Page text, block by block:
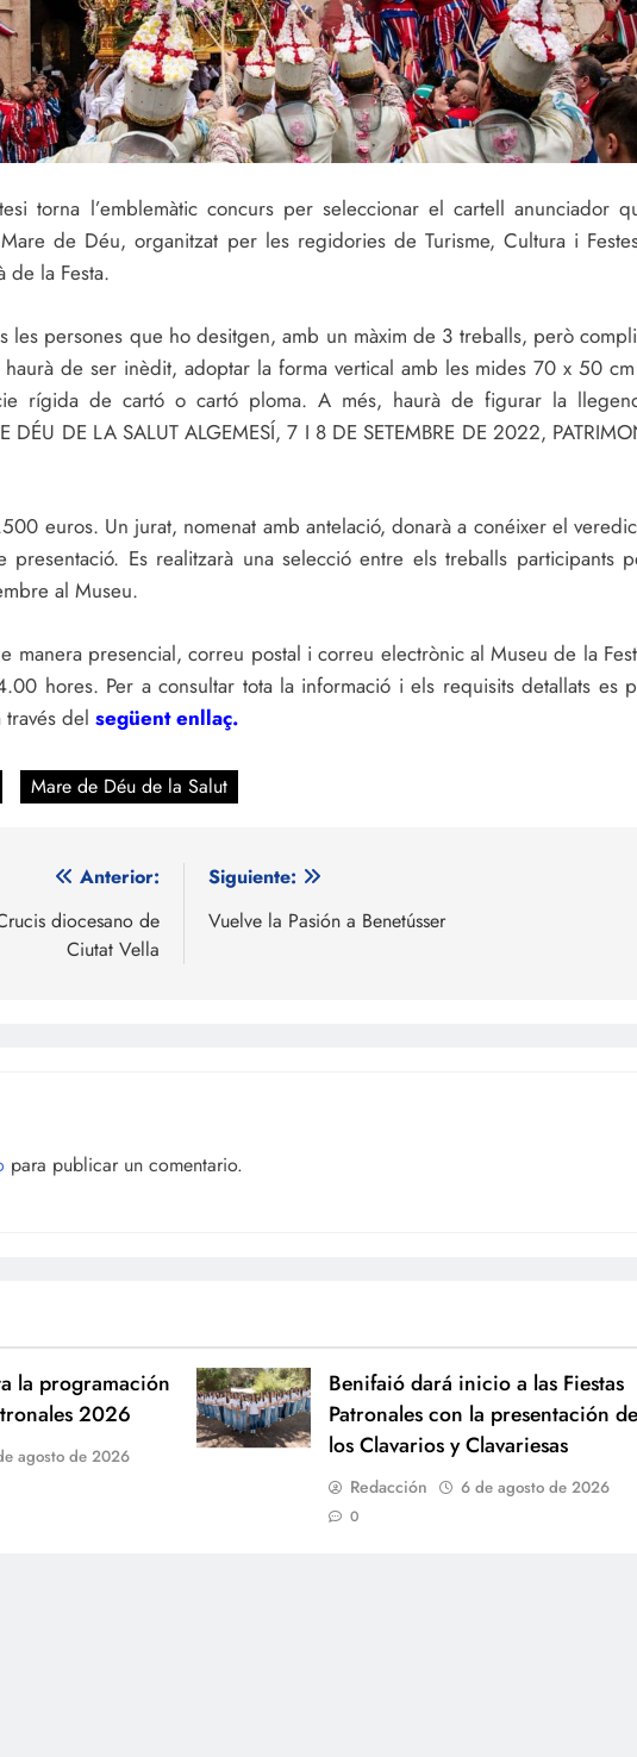
torna l’emblemàtic concurs per seleccionar el cartell anunciador
de Déu, organitzat per les regidories de Turisme, Cultura i
de la Festa.
les persones que ho desitgen, amb un màxim de 3 treballs, però
de ser inèdit, adoptar la forma vertical amb les mides 70 x 50
rígida de cartó o cartó ploma. A més, haurà de figurar la
DÉU DE LA SALUT ALGEMESÍ, 7 I 8 DE SETEMBRE DE 2022,
euros. Un jurat, nomenat amb antelació, donarà a conéixer el
presentació. Es realitzarà una selecció entre els treballs participants
al Museu.
manera presencial, correu postal i correu electrònic al Museu de la
hores. Per a consultar tota la informació i els requisits detallats es
del següent enllaç.
Mare de Déu de la Salut
Anterior:
diocesano de
Ciutat Vella
Siguiente:
Vuelve la Pasión a Benetússer
para publicar un comentario.
la programación
2026
agosto de 2026
Benifaió dará inicio a las Fiestas
Patronales con la presentación de
los Clavarios y Clavariesas
Redacción 6 de agosto de 2026
0